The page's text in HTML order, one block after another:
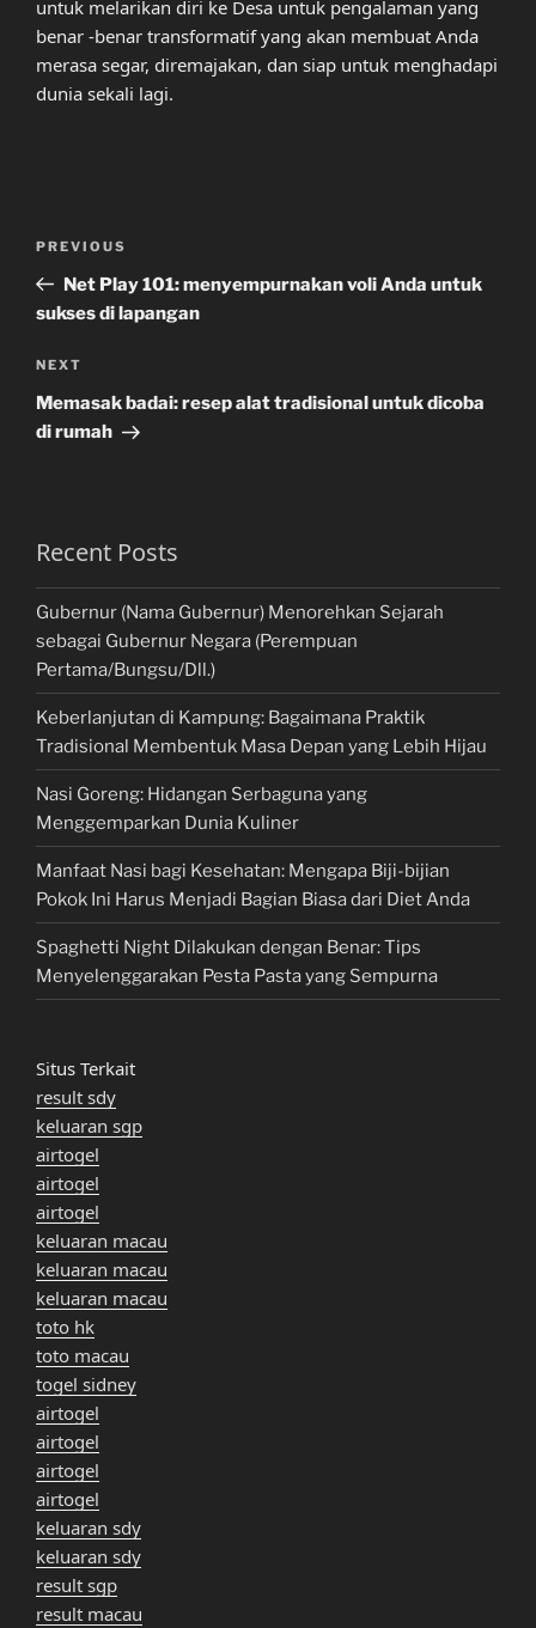
untuk melarikan diri ke Desa untuk pengalaman yang
benar -benar transformatif yang akan membuat Anda
merasa segar, diremajakan, dan siap untuk menghadapi
dunia sekali lagi.
Previous
Post
PREVIOUS
Net Play 101: menyempurnakan voli Anda untuk
sukses di lapangan
Next
Post
NEXT
Memasak badai: resep alat tradisional untuk dicoba
di rumah
Recent Posts
Gubernur (Nama Gubernur) Menorehkan Sejarah
sebagai Gubernur Negara (Perempuan
Pertama/Bungsu/Dll.)
Keberlanjutan di Kampung: Bagaimana Praktik
Tradisional Membentuk Masa Depan yang Lebih Hijau
Nasi Goreng: Hidangan Serbaguna yang
Menggemparkan Dunia Kuliner
Manfaat Nasi bagi Kesehatan: Mengapa Biji-bijian
Pokok Ini Harus Menjadi Bagian Biasa dari Diet Anda
Spaghetti Night Dilakukan dengan Benar: Tips
Menyelenggarakan Pesta Pasta yang Sempurna
Situs Terkait
result sdy
keluaran sgp
airtogel
airtogel
airtogel
keluaran macau
keluaran macau
keluaran macau
toto hk
toto macau
togel sidney
airtogel
airtogel
airtogel
airtogel
keluaran sdy
keluaran sdy
result sgp
result macau